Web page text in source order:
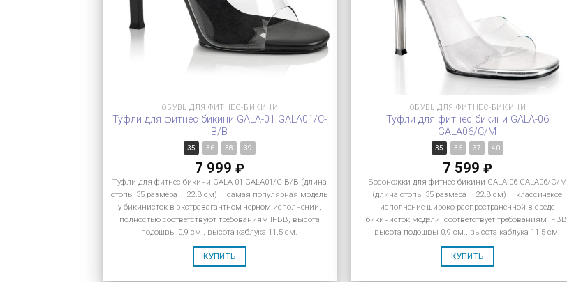
ОБУВЬ ДЛЯ ФИТНЕС-БИКИНИ
Туфли для фитнес бикини GALA-01 GALA01/C-
B/B
35 36 38 39
7 999 ₽
Туфли для фитнес бикини GALA-01 GALA01/C-B/B (длина
стопы 35 размера – 22.8 см) – самая популярная модель
у бикинисток в экстравагантном черном исполнении,
полностью соответствуют требованиям IFBB, высота
подошвы 0,9 см., высота каблука 11,5 см.
КУПИТЬ
ОБУВЬ ДЛЯ ФИТНЕС-БИКИНИ
Туфли для фитнес бикини GALA-06
GALA06/C/M
35 36 37 40
7 599 ₽
Босоножки для фитнес бикини GALA-06 GALA06/C/M
(длина стопы 35 размера – 22.8 см) – классичекое
исполнение широко распространенной в среде
бикинисток модели, соответствует требованиям IFBB,
высота подошвы 0,9 см., высота каблука 11,5 см.
КУПИТЬ